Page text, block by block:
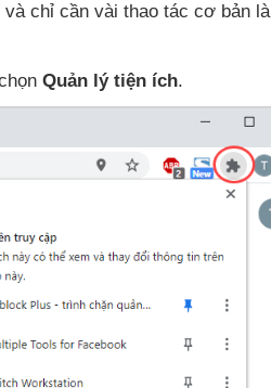
và chỉ cần vài thao tác cơ bản là
Quản lý tiện ích.